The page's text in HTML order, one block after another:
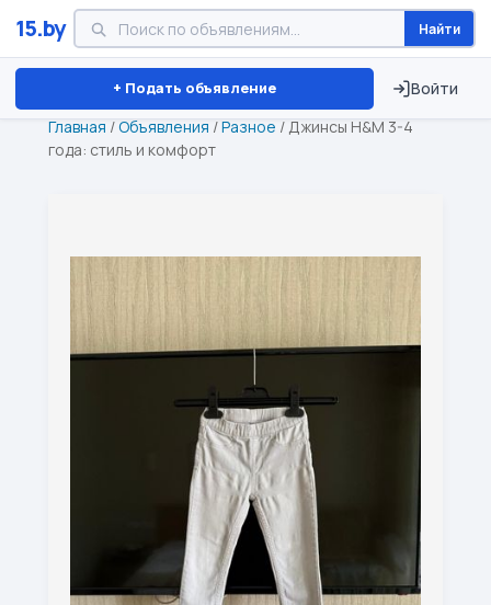
15.by Найти
+ Подать объявление Войти
Минск Витебск Брест ⏱ ТОЛЬКО 15 ДНЕЙ
Главная /Объявления /Разное / Джинсы H&M 3-4
года: стиль и комфорт